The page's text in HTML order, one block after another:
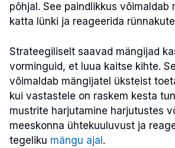
põhjal. See paindlikkus võimaldab
katta lünki ja reageerida
Strateegiliselt saavad mängijad
vorminguid, et luua kaitse kihte.
võimaldab mängijatel üksteist
kui vastastele on raskem kesta
mustrite harjutamine harjutustes
meeskonna ühtekuuluvust ja
tegeliku mängu ajal.